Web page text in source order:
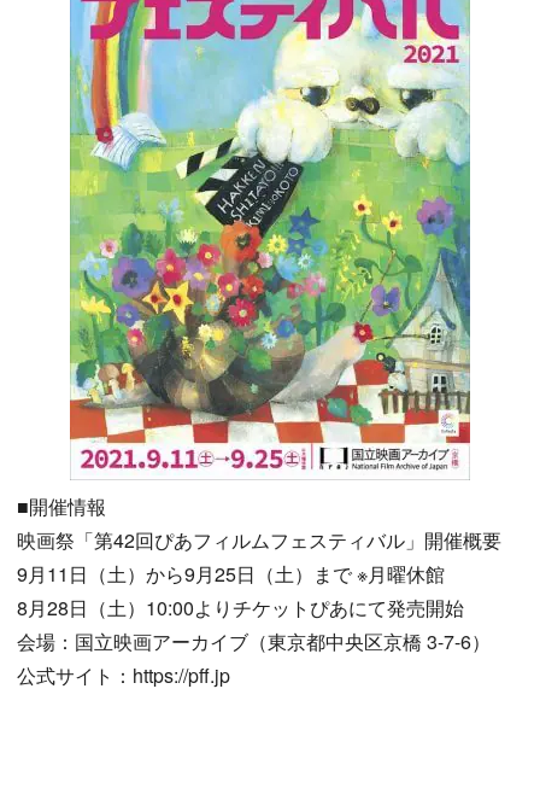
■開催情報
映画祭「第42回ぴあフィルムフェスティバル」開催概要
9月11日（土）から9月25日（土）まで ※月曜休館
8月28日（土）10:00よりチケットぴあにて発売開始
会場：国立映画アーカイブ（東京都中央区京橋 3-7-6）
公式サイト：https://pff.jp